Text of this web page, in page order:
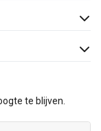
te blijven.